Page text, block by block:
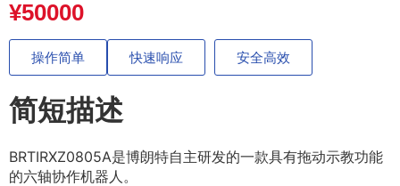
¥50000
操作简单 快速响应 安全高效
简短描述
BRTIRXZ0805A是博朗特自主研发的一款具有拖动示教功能
的六轴协作机器人。